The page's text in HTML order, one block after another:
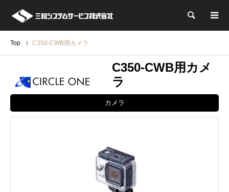
検索
Top C350-CWB用カメラ
C350-CWB用カメ
ラ
カメラ